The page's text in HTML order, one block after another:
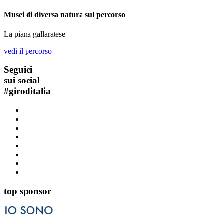
Musei di diversa natura sul percorso
La piana gallaratese
vedi il percorso
Seguici
sui social
#giroditalia
top sponsor